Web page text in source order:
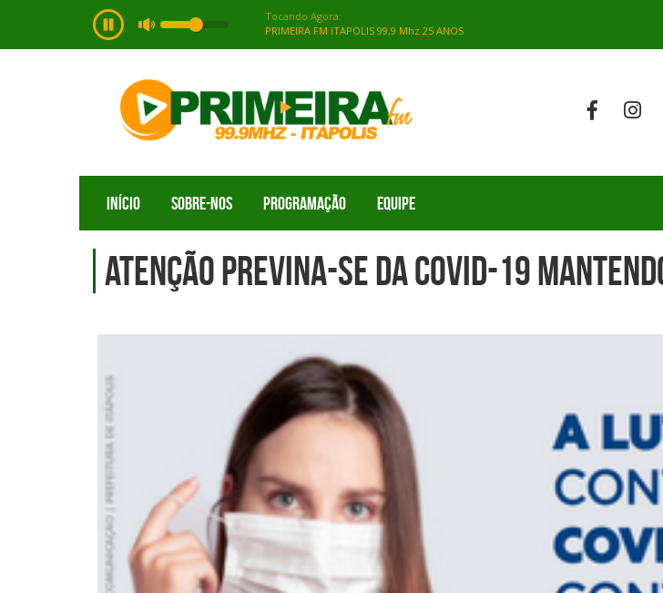
INÍCIO SOBRE-NOS PROGRAMAÇÃO EQUIPE
ATENÇÃO Previna-se da Covid-19